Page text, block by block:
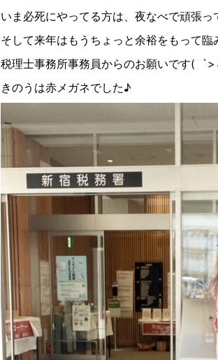
いま必死にやってる方は、夜なべで頑張っ
そして来年はもうちょっと余裕をもって臨
税理士事務所事務員からのお願いです( `>
きのうは赤メガネでした♪